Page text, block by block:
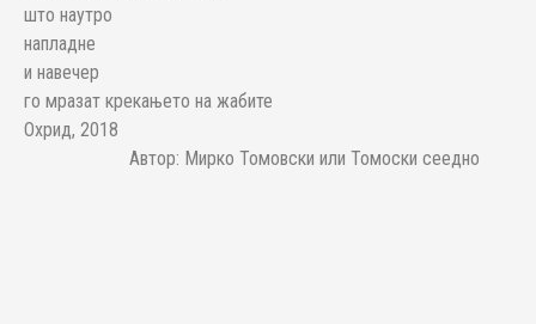
што наутро
напладне
и навечер
го мразат крекањето на жабите
Охрид, 2018
Автор: Мирко Томовски или Томоски сеедно